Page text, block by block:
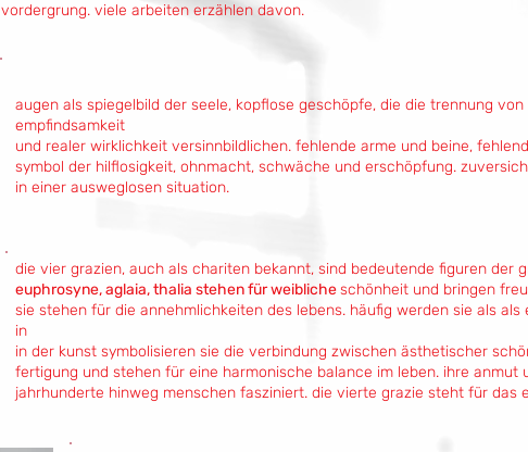
vordergrung. viele arbeiten erzählen davon.
augen als spiegelbild der seele, kopflose geschöpfe, die die trennung
empfindsamkeit
und realer wirklichkeit versinnbildlichen. fehlende arme und beine,
symbol der hilflosigkeit, ohnmacht, schwäche und erschöpfung.
in einer ausweglosen situation.
die vier grazien, auch als chariten bekannt, sind bedeutende figuren der
euphrosyne, aglaia, thalia stehen für weiblicheschönheit und bringen
sie stehen für die annehmlichkeiten des lebens. häufig werden sie als
in
in der kunst symbolisieren sie die verbindung zwischen ästhetischer
fertigung und stehen für eine harmonische balance im leben. ihre anmut
jahrhunderte hinweg menschen fasziniert. die vierte grazie steht für das